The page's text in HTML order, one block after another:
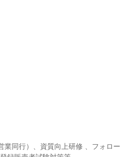
業同行）、資質向上研修 、フォロー